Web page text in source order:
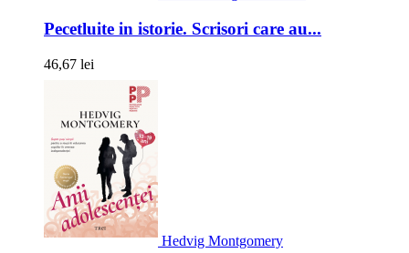
Pecetluite in istorie. Scrisori care au...
46,67 lei
Hedvig Montgomery